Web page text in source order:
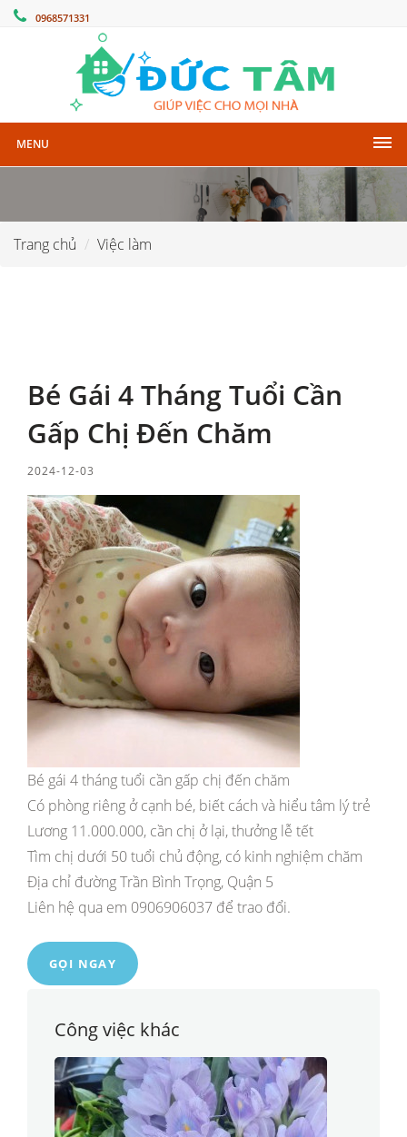
0968571331
MENU
Trang chủ Việc làm
Bé Gái 4 Tháng Tuổi Cần
Gấp Chị Đến Chăm
2024-12-03
Bé gái 4 tháng tuổi cần gấp chị đến chăm
Có phòng riêng ở cạnh bé, biết cách và hiểu tâm lý trẻ
Lương 11.000.000, cần chị ở lại, thưởng lễ tết
Tìm chị dưới 50 tuổi chủ động, có kinh nghiệm chăm
Địa chỉ đường Trần Bình Trọng, Quận 5
Liên hệ qua em 0906906037 để trao đổi.
GỌI NGAY
Công việc khác